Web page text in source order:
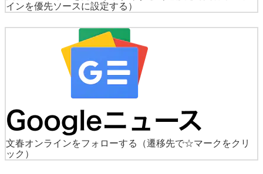
インを優先ソースに設定する）
文春オンラインをフォローする
（遷移先で☆マークをクリ
ック）